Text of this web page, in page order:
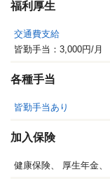
福利厚生
交通費支給
皆勤手当：3,000円/月
各種手当
皆勤手当あり
加入保険
健康保険、 厚生年金、